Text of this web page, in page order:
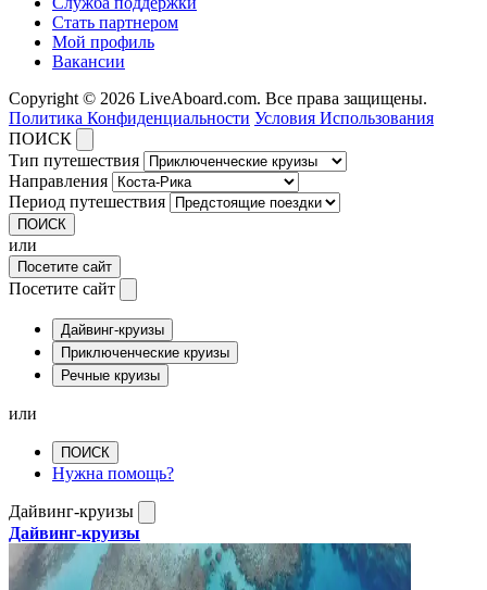
Стать партнером
Мой профиль
Вакансии
Copyright © 2026 LiveAboard.com. Все права защищены.
Политика Конфиденциальности Условия Использования
ПОИСК
Тип путешествия
Направления
Период путешествия
ПОИСК
или
Посетите сайт
Посетите сайт
Дайвинг-круизы
Приключенческие круизы
Речные круизы
или
ПОИСК
Нужна помощь?
Дайвинг-круизы
Дайвинг-круизы